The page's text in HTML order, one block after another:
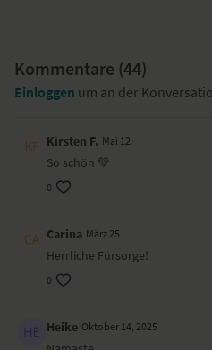
Yoga-Übungen (Asanas)
Schneidersitz
Kindhaltung
herabschauender Hund
Tor mit Flankendehnung
halber Sonnengruß
tiefer Ausfallschritt mit
halber Stuhl
gedrehter Ausfallschritt
dreibeiniger Hund
Kobra
Kommentare (44)
Einloggen um an der
Kirsten F. Mai 12
So schön 💚
0
Carina März 25
Herrliche Fürsorge!
0
Heike Oktober 14, 2025